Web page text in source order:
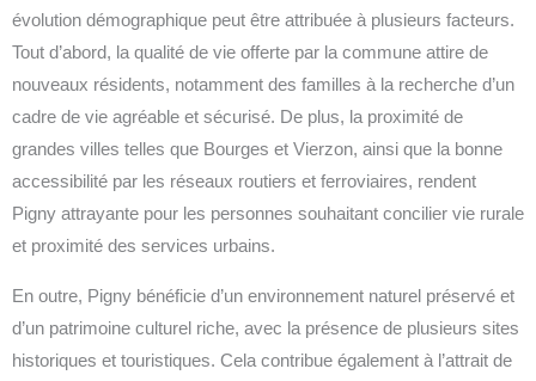
évolution démographique peut être attribuée à plusieurs facteurs.
Tout d’abord, la qualité de vie offerte par la commune attire de
nouveaux résidents, notamment des familles à la recherche d’un
cadre de vie agréable et sécurisé. De plus, la proximité de
grandes villes telles que Bourges et Vierzon, ainsi que la bonne
accessibilité par les réseaux routiers et ferroviaires, rendent
Pigny attrayante pour les personnes souhaitant concilier vie rurale
et proximité des services urbains.
En outre, Pigny bénéficie d’un environnement naturel préservé et
d’un patrimoine culturel riche, avec la présence de plusieurs sites
historiques et touristiques. Cela contribue également à l’attrait de